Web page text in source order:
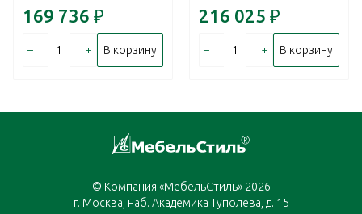
169 736 ₽
– + В корзину
216 025 ₽
– + В корзину
© Компания «МебельСтиль» 2026
г. Москва, наб. Академика Туполева, д. 15